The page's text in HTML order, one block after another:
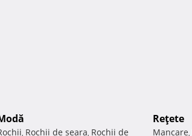
, Rochii de seara, Rochii de
Reţete
Mancare,